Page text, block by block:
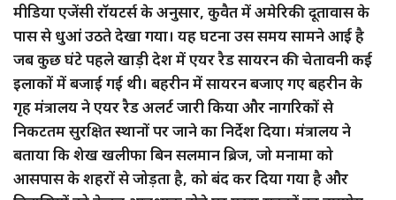
मीडिया एजेंसी रॉयटर्स के अनुसार, कुवैत में अमेरिकी दूतावास के
पास से धुआं उठते देखा गया। यह घटना उस समय सामने आई है
जब कुछ घंटे पहले खाड़ी देश में एयर रैड सायरन की चेतावनी कई
इलाकों में बजाई गई थी। बहरीन में सायरन बजाए गए बहरीन के
गृह मंत्रालय ने एयर रैड अलर्ट जारी किया और नागरिकों से
निकटतम सुरक्षित स्थानों पर जाने का निर्देश दिया। मंत्रालय ने
बताया कि शेख खलीफा बिन सलमान ब्रिज, जो मनामा को
आसपास के शहरों से जोड़ता है, को बंद कर दिया गया है और